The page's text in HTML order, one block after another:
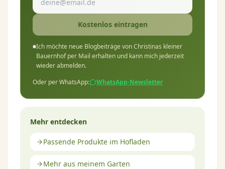
Kostenlos eintragen
Ich möchte neue Blogbeiträge von Christinas kleiner
Bauernhof per Mail erhalten und kann mich jederzeit
wieder abmelden.
Oder per WhatsApp:
WhatsApp-Newsletter
Mehr entdecken
Passende Produkte im Hofladen
Mehr aus meinem Garten